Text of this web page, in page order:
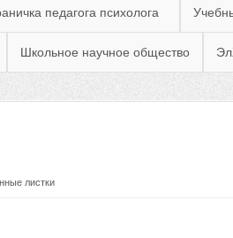
педагога психолога
Школьное научное общество
листки